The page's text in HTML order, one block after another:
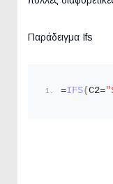
Παράδειγμα Ifs
=IFS(C2=